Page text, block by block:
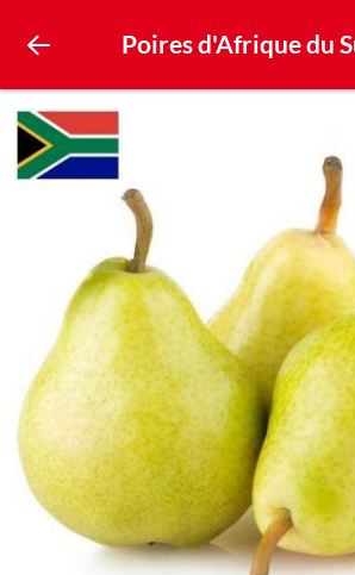
Poires d'Afrique du